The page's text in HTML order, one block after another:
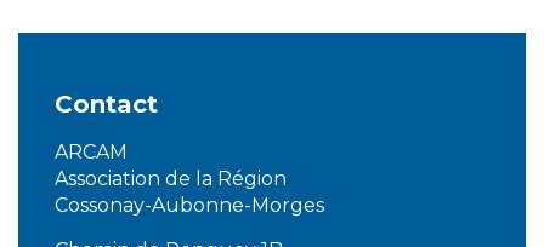
Contact
ARCAM
Association de la Région
Cossonay-Aubonne-Morges